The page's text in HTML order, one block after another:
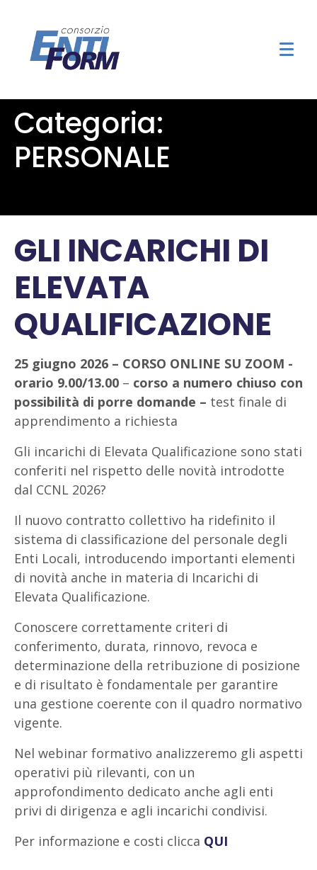
Categoria:
PERSONALE
GLI INCARICHI DI
ELEVATA
QUALIFICAZIONE
25 giugno 2026 – CORSO ONLINE SU ZOOM -
orario 9.00/13.00 – corso a numero chiuso con
possibilità di porre domande – test finale di
apprendimento a richiesta
Gli incarichi di Elevata Qualificazione sono stati
conferiti nel rispetto delle novità introdotte
dal CCNL 2026?
Il nuovo contratto collettivo ha ridefinito il
sistema di classificazione del personale degli
Enti Locali, introducendo importanti elementi
di novità anche in materia di Incarichi di
Elevata Qualificazione.
Conoscere correttamente criteri di
conferimento, durata, rinnovo, revoca e
determinazione della retribuzione di posizione
e di risultato è fondamentale per garantire
una gestione coerente con il quadro normativo
vigente.
Nel webinar formativo analizzeremo gli aspetti
operativi più rilevanti, con un
approfondimento dedicato anche agli enti
privi di dirigenza e agli incarichi condivisi.
Per informazione e costi clicca QUI